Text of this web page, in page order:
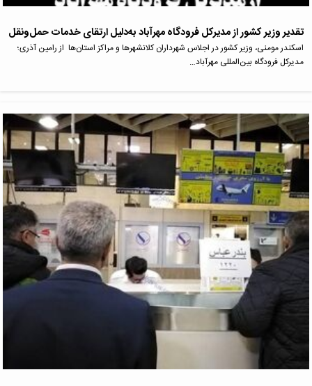
تقدیر وزیر کشور از مدیرکل فرودگاه مهرآباد به‌دلیل ارتقای خدمات حمل‌ونقل
اسکندر مومنی، وزیر کشور در اجلاس شهرداران کلانشهرها و مراکز استان‌ها از رامین آذری؛
مدیرکل فرودگاه بین‌المللی مهرآباد…